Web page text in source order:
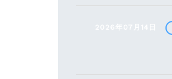
2026年07月14日